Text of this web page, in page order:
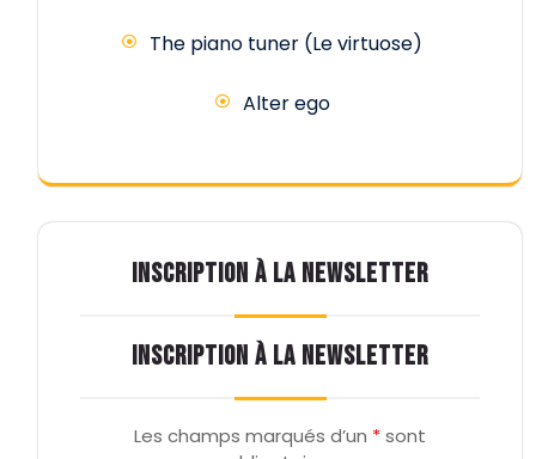
The piano tuner (Le virtuose)
Alter ego
INSCRIPTION À LA NEWSLETTER
INSCRIPTION À LA NEWSLETTER
Les champs marqués d’un *sont